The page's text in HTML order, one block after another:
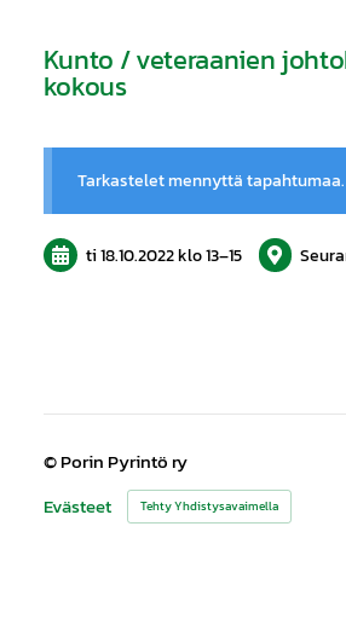
Kunto / veteraanien
kokous
Tarkastelet mennyttä tapahtumaa.
ti 18.10.2022klo 13–15
©Porin Pyrintö ry
Evästeet
Tehty Yhdistysavaimella